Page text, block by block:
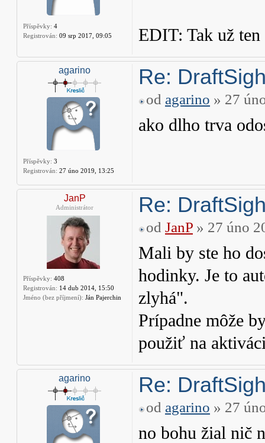
Příspěvky: 4
Registrován: 09 srp 2017, 09:05 EDIT: Tak už
agarino
Příspěvky: 3
Registrován: 27 úno 2019, 13:25
Re:
od agarino » 27
ako dlho trva
JanP
Administrátor
Příspěvky: 408
Registrován: 14 dub 2014, 15:50
Jméno (bez příjmení): Ján Pajerchin
Re:
od JanP » 27 úno
Mali by ste ho
hodinky. Je to
zlyhá".
Prípadne môže
použiť na
agarino Re:
od agarino » 27
no bohu žial nič